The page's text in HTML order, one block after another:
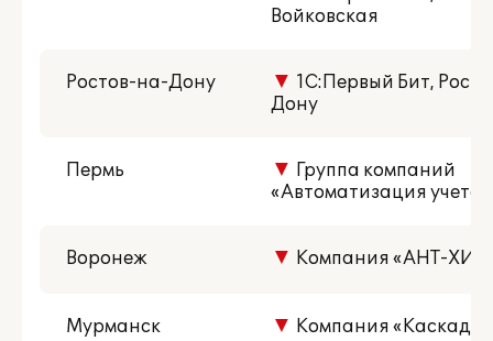
Войковская
Ростов-на-Дону ▼ 1С:Первый Бит,
Дону
Пермь ▼ Группа компаний
«Автоматизация учета»
Воронеж ▼ Компания «АНТ-
Мурманск ▼ Компания «Каскад»